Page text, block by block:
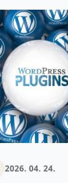
2026. 04. 24.